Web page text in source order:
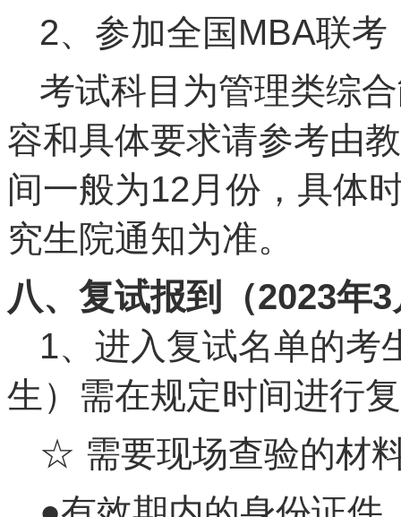
2、参加全国MBA联
考试科目为管理类综
容和具体要求请参考由
间一般为12月份，具体
究生院通知为准。
八、复试报到（2023年3
1、进入复试名单的考
生）需在规定时间进行
☆ 需要现场查验的材